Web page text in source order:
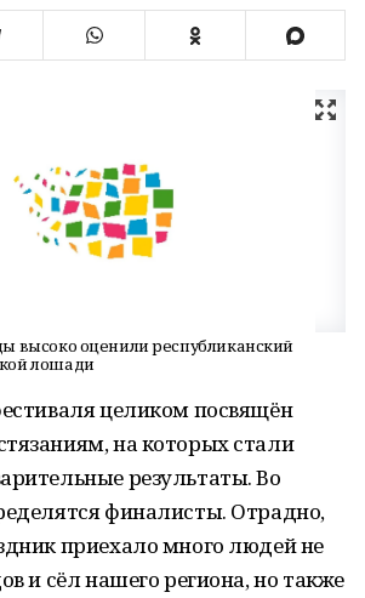
высоко оценили республиканский
лошади
целиком посвящён
на которых стали
результаты. Во
финалисты. Отрадно,
приехало много людей не
и сёл нашего региона, но также